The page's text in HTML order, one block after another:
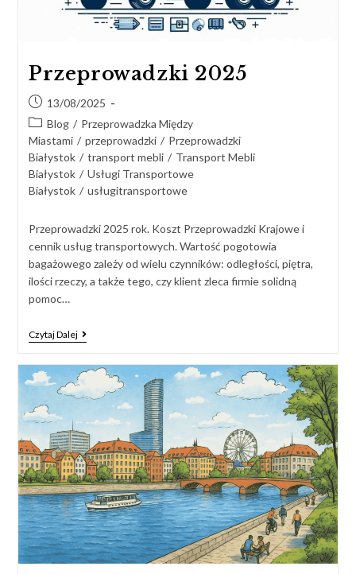
Przeprowadzki 2025
13/08/2025
Blog / Przeprowadzka Między
Miastami / przeprowadzki / Przeprowadzki
Białystok / transport mebli / Transport Mebli
Białystok / Usługi Transportowe
Białystok / usługitransportowe
Przeprowadzki 2025 rok. Koszt Przeprowadzki Krajowe i
cennik usług transportowych. Wartość pogotowia
bagażowego zależy od wielu czynników: odległości, piętra,
ilości rzeczy, a także tego, czy klient zleca firmie solidną
pomoc…
Czytaj Dalej